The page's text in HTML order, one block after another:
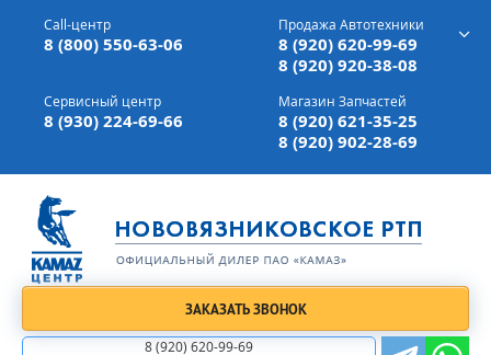
г. Вязники,ул. Механизаторов, д 90
Доставка а/м,по всей России
Call-центр
8 (800) 550-63-06
Продажа Автотехники
8 (920) 620-99-69
8 (920) 920-38-08
Сервисный центр
8 (930) 224-69-66
Магазин Запчастей
8 (920) 621-35-25
8 (920) 902-28-69
ЗАКАЗАТЬ ЗВОНОК
8 (920) 620-99-69